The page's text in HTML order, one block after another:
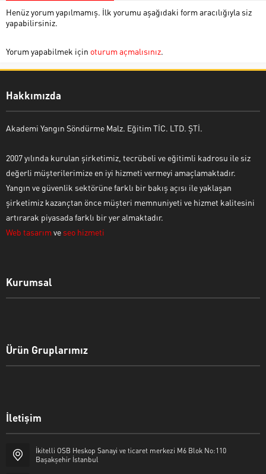
Henüz yorum yapılmamış. İlk yorumu aşağıdaki form aracılığıyla siz
yapabilirsiniz.
Yorum yapabilmek için oturum açmalısınız.
Hakkımızda
Akademi Yangın Söndürme Malz. Eğitim TİC. LTD. ŞTİ.
2007 yılında kurulan şirketimiz, tecrübeli ve eğitimli kadrosu ile siz
değerli müşterilerimize en iyi hizmeti vermeyi amaçlamaktadır.
Yangın ve güvenlik sektörüne farklı bir bakış açısı ile yaklaşan
şirketimiz kazançtan önce müşteri memnuniyeti ve hizmet kalitesini
artırarak piyasada farklı bir yer almaktadır.
Web tasarım ve seo hizmeti
Kurumsal
Ürün Gruplarımız
İletişim
İkitelli OSB Heskop Sanayi ve ticaret merkezi M6 Blok No:110
Başakşehir İstanbul